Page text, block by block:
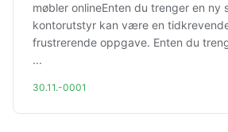
møbler onlineEnten du trenger en ny
kontorutstyr kan være en
frustrerende oppgave. Enten du
...
30.11.-0001